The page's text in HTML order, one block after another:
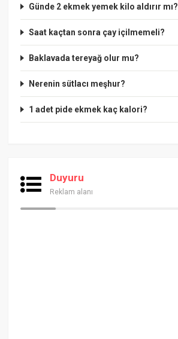
Günde 2 ekmek yemek kilo aldırır mı?
Saat kaçtan sonra çay içilmemeli?
Baklavada tereyağ olur mu?
Nerenin sütlacı meşhur?
1 adet pide ekmek kaç kalori?
Duyuru
Reklam alanı